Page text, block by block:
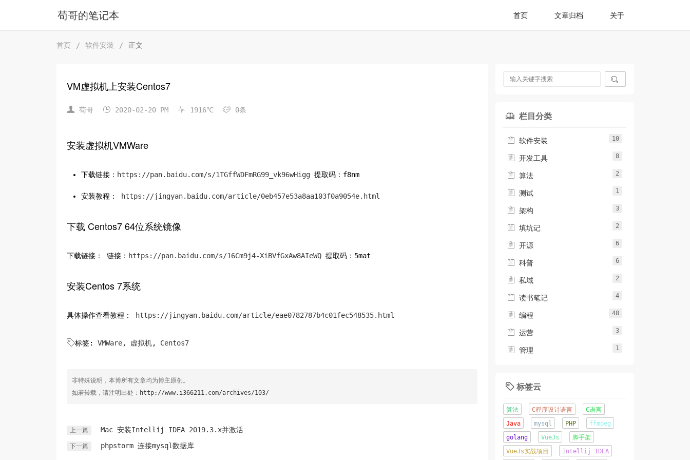
苟哥的笔记本 首页 文章归档 关于
首页 / 软件安装 / 正文
VM虚拟机上安装Centos7
 苟哥  2020-02-20 PM  1916℃  0条
安装虚拟机VMWare
下载链接： https://pan.baidu.com/s/1TGffWDFmRG99_vk96wHigg提取码：f8nm
安装教程： https://jingyan.baidu.com/article/0eb457e53a8aa103f0a9054e.html
下载 Centos7 64位系统镜像
下载链接： 链接： https://pan.baidu.com/s/16Cm9j4-XiBVfGxAw8AIeWQ提取码：5mat
安装Centos 7系统
具体操作查看教程： https://jingyan.baidu.com/article/eae0782787b4c01fec548535.html
标签: VMWare, 虚拟机, Centos7
非特殊说明，本博所有文章均为博主原创。
如若转载，请注明出处： http://www.i366211.com/archives/103/
上一篇 Mac 安装Intellij IDEA 2019.3.x并激活
下一篇 phpstorm 连接mysql数据库

 栏目分类
 软件安装 10
 开发工具 8
 算法 2
 测试 1
 架构 3
 填坑记 2
 开源 6
 科普 6
 私域 2
 读书笔记 4
 编程 48
 运营 3
 管理 1
 标签云
算法 C程序设计语言
C语言
Java
mysql PHP
ffmpeg
golang
VueJs
脚手架
VueJs实战项目
Intellij IDEA